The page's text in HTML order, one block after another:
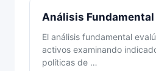
Análisis Fundamental
El análisis fundamental
activos examinando
políticas de …